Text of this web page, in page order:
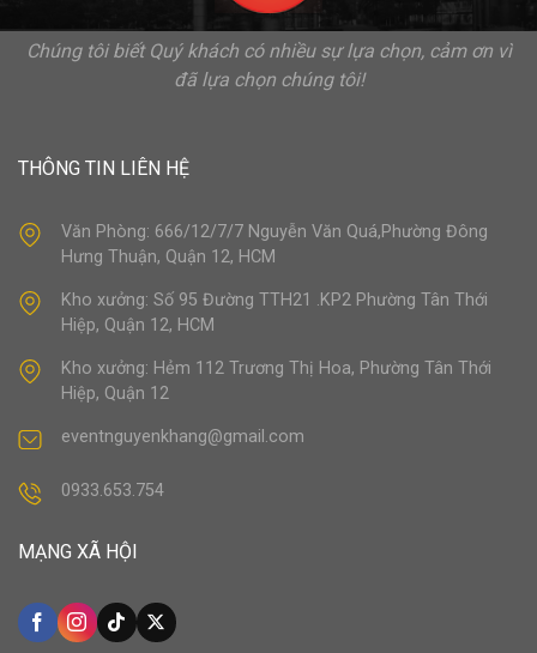
Chúng tôi biết Quý khách có nhiều sự lựa chọn, cảm ơn vì
đã lựa chọn chúng tôi!
THÔNG TIN LIÊN HỆ
Văn Phòng: 666/12/7/7 Nguyễn Văn Quá,Phường Đông
Hưng Thuận, Quận 12, HCM
Kho xưởng: Số 95 Đường TTH21 .KP2 Phường Tân Thới
Hiệp, Quận 12, HCM
Kho xưởng: Hẻm 112 Trương Thị Hoa, Phường Tân Thới
Hiệp, Quận 12
eventnguyenkhang@gmail.com
0933.653.754
MẠNG XÃ HỘI